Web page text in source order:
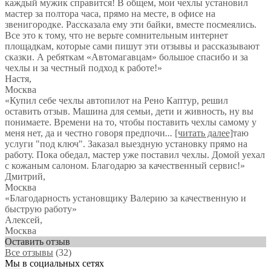
каждый мужик справится! В общем, мои чехлы установил
мастер за полтора часа, прямо на месте, в офисе на
звенигородке. Рассказала ему эти байки, вместе посмеялись.
Все это к тому, что не верьте сомнительным интернет
площадкам, которые сами пишут эти отзывы и рассказывают
сказки. А ребяткам «Автомагавцам» большое спасибо и за
чехлы и за честный подход к работе!»
Настя,
Москва
«Купил себе чехлы автопилот на Рено Каптур, решил
оставить отзыв. Машина для семьи, дети и живность, ну вы
понимаете. Времени на то, чтобы поставить чехлы самому у
меня нет, да и честно говоря предпочи... [читать далее]таю
услуги "под ключ". Заказал выездную установку прямо на
работу. Пока обедал, мастер уже поставил чехлы. Домой уехал
с кожаным салоном. Благодарю за качественный сервис!»
Дмитрий,
Москва
«Благодарность установщику Валерию за качественную и
быструю работу»
Алексей,
Москва
Оставить отзыв
Все отзывы (32)
Мы в социальных сетях